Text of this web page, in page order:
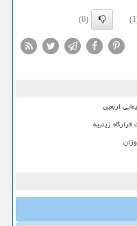
(0)
اربعین